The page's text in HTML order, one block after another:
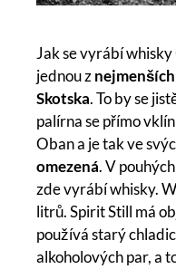
Jak se vyrábí
jednou z
Skotska. To by se
palírna se přímo
Oban a je tak ve
omezená. V
zde vyrábí whisky.
litrů. Spirit Still má
používá starý
alkoholových par, a